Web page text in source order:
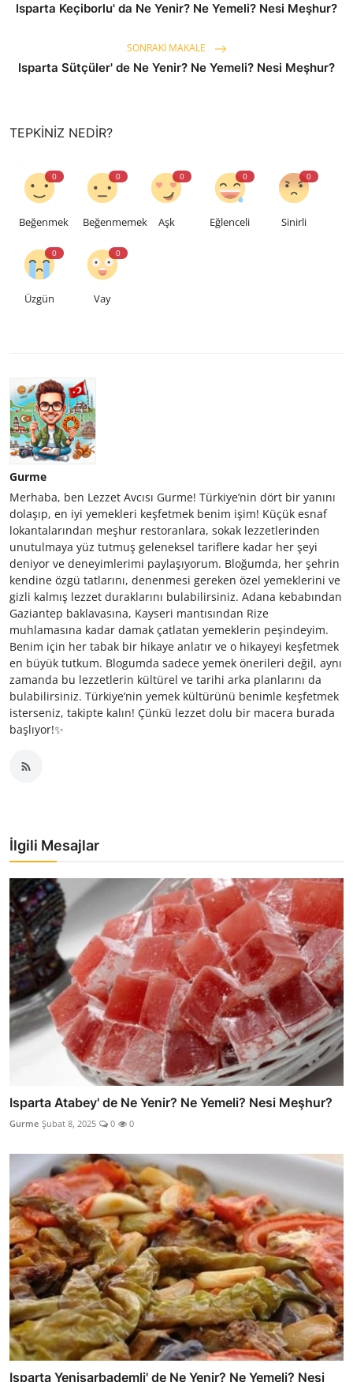
Isparta Keçiborlu' da Ne Yenir? Ne Yemeli? Nesi Meşhur?
SONRAKI MAKALE
Isparta Sütçüler' de Ne Yenir? Ne Yemeli? Nesi Meşhur?
TEPKINIZ NEDIR?
0
Beğenmek
0
Beğenmemek
0
Aşk
0
Eğlenceli
0
Sinirli
0
Üzgün
0
Vay
Gurme
Merhaba, ben Lezzet Avcısı Gurme! Türkiye’nin dört bir yanını
dolaşıp, en iyi yemekleri keşfetmek benim işim! Küçük esnaf
lokantalarından meşhur restoranlara, sokak lezzetlerinden
unutulmaya yüz tutmuş geleneksel tariflere kadar her şeyi
deniyor ve deneyimlerimi paylaşıyorum. Bloğumda, her şehrin
kendine özgü tatlarını, denenmesi gereken özel yemeklerini ve
gizli kalmış lezzet duraklarını bulabilirsiniz. Adana kebabından
Gaziantep baklavasına, Kayseri mantısından Rize
muhlamasına kadar damak çatlatan yemeklerin peşindeyim.
Benim için her tabak bir hikaye anlatır ve o hikayeyi keşfetmek
en büyük tutkum. Blogumda sadece yemek önerileri değil, aynı
zamanda bu lezzetlerin kültürel ve tarihi arka planlarını da
bulabilirsiniz. Türkiye’nin yemek kültürünü benimle keşfetmek
isterseniz, takipte kalın! Çünkü lezzet dolu bir macera burada
başlıyor!✨
İlgili Mesajlar
Isparta Atabey' de Ne Yenir? Ne Yemeli? Nesi Meşhur?
Gurme Şubat 8, 2025 0 0
Isparta Yenişarbademli' de Ne Yenir? Ne Yemeli? Nesi